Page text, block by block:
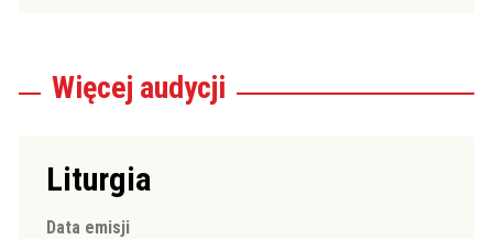
Więcej audycji
Liturgia
Data emisji